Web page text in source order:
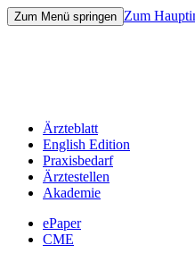
Zum Menü springen Zum
Ärzteblatt
English Edition
Praxisbedarf
Ärztestellen
Akademie
ePaper
CME